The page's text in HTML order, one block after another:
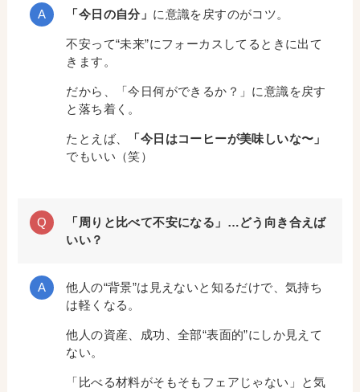
「今日の自分」 に意識を戻すのがコツ。
不安って“未来”にフォーカスしてるときに出て
きます。
だから、「今日何ができるか？」に意識を戻す
と落ち着く。
たとえば、
「今日はコーヒーが美味しいな〜」
でもいい（笑）
「周りと比べて不安になる」…どう向き合えば
いい？
他人の“背景”は見えないと知るだけで、気持ち
は軽くなる。
他人の資産、成功、全部“表面的”にしか見えて
ない。
「比べる材料がそもそもフェアじゃない」と気